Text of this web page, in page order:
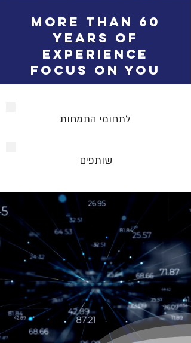
More Than 60
Years of
Experience
Focus On You
לתחומי התמחות
שותפים